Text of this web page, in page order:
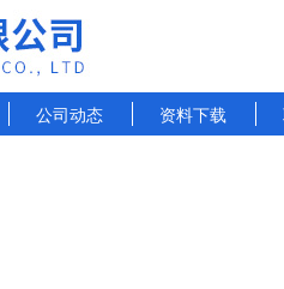
公司动态 资料下载